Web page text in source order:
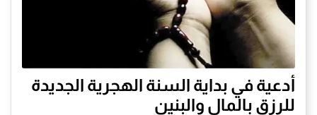
أدعية في بداية السنة الهجرية الجديدة
للرزق بالمال والبنين